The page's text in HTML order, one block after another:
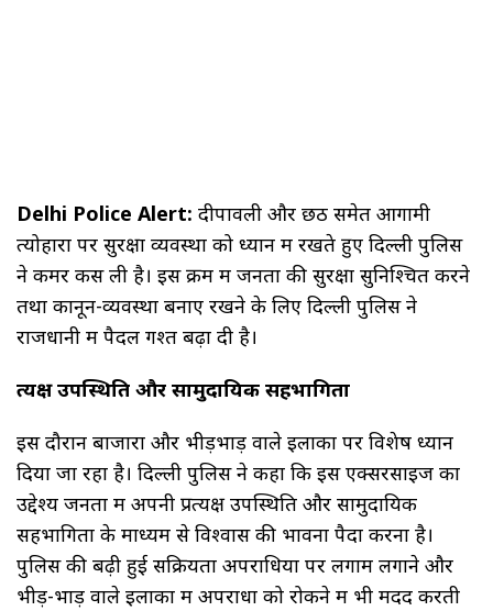
Delhi Police Alert: दीपावली और छठ समेत आगामी
त्योहारों पर सुरक्षा व्यवस्था को ध्यान में रखते हुए दिल्ली पुलिस
ने कमर कस ली है। इस क्रम में जनता की सुरक्षा सुनिश्चित करने
तथा कानून-व्यवस्था बनाए रखने के लिए दिल्ली पुलिस ने
राजधानी में पैदल गश्त बढ़ा दी है।
प्रत्यक्ष उपस्थिति और सामुदायिक सहभागिता
इस दौरान बाजारों और भीड़भाड़ वाले इलाकों पर विशेष ध्यान
दिया जा रहा है। दिल्ली पुलिस ने कहा कि इस एक्सरसाइज का
उद्देश्य जनता में अपनी प्रत्यक्ष उपस्थिति और सामुदायिक
सहभागिता के माध्यम से विश्वास की भावना पैदा करना है।
पुलिस की बढ़ी हुई सक्रियता अपराधियों पर लगाम लगाने और
भीड़-भाड़ वाले इलाकों में अपराधों को रोकने में भी मदद करती